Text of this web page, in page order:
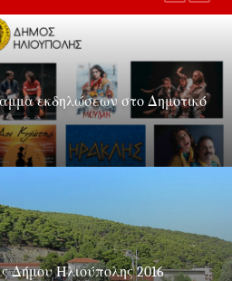
εκδηλώσεων στο Δημοτικό
Δήμου Ηλιούπολης 2016